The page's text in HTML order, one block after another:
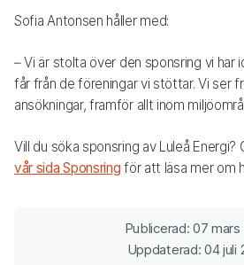
Sofia Antonsen håller med:
– Vi är stolta över den sponsring vi
får från de föreningar vi stöttar. Vi ser
ansökningar, framför allt inom
Vill du söka sponsring av Luleå Energi?
vår sida Sponsring för att läsa mer om
Publicerad: 07 mars
Uppdaterad: 04 juli